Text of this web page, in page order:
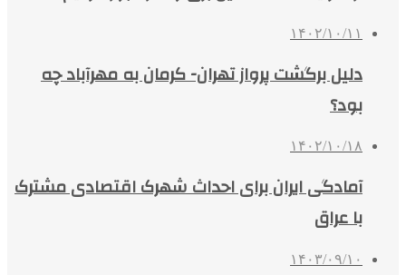
۱۴۰۲/۱۰/۱۱
دلیل برگشت پرواز تهران- کرمان به مهرآباد چه
بود؟
۱۴۰۲/۱۰/۱۸
آمادگی ایران برای احداث شهرک اقتصادی مشترک
با عراق
۱۴۰۳/۰۹/۱۰